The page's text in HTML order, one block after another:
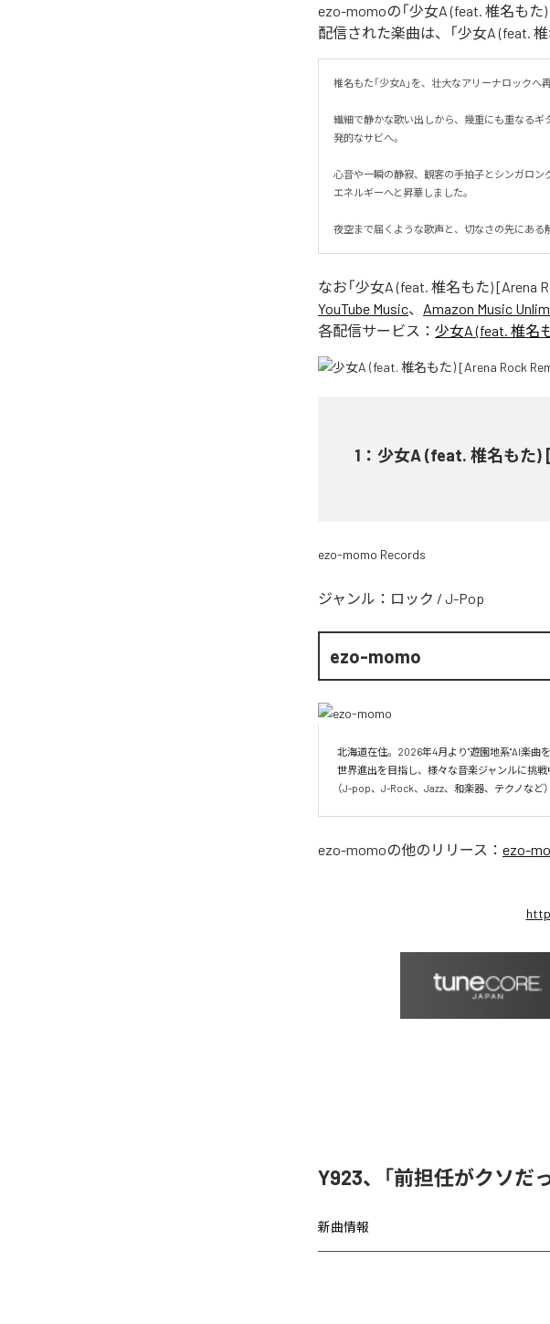
ezo-momoの「少女A (feat. 椎名も
配信された楽曲は、「少女A (feat.
椎名もた「少女A」を、壮大なアリーナロックへ
繊細で静かな歌い出しから、幾重にも重なる
発的なサビへ。
心音や一瞬の静寂、観客の手拍子とシンガロ
エネルギーへと昇華しました。
夜空まで届くような歌声と、切なさの先にある
なお「少女A (feat. 椎名もた) [Arena
YouTube Music、 Amazon Music
各配信サービス： 少女A (feat. 椎名
1 ： 少女A (feat. 椎名もた)
ezo-momo Records
ジャンル： ロック / J-Pop
ezo-momo
北海道在住。2026年4月より"遊園地系"AI楽曲
世界進出を目指し、様々な音楽ジャンルに挑戦
（J-pop、J-Rock、Jazz、和楽器、テクノなど）
ezo-momoの他のリリース： ezo-
Y923、「前担任がクソだ
新曲情報